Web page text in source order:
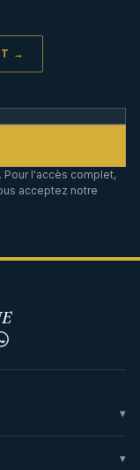
→
Pour l'accès complet,
acceptez notre